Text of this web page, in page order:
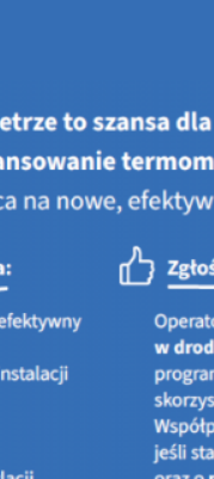
działalności
Pożarnymi w dniu 16